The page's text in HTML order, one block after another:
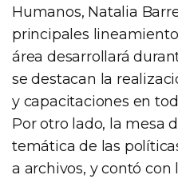
Humanos, Natalia
principales
área desarrollará
se destacan la
y capacitaciones en
Por otro lado, la mesa
temática de las
a archivos, y contó